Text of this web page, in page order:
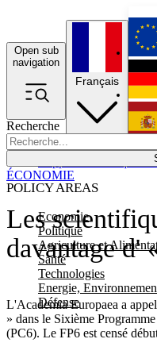
Open sub
navigation
Recherche
POLICY AREAS
Economie
Politique
Agriculture et
Santé
Technologies
Energie,
Défense
Français
Les
davantage d'
L'Academia Europaea a
» dans le Sixième
(PC6). Le FP6 est censé
ÉCONOMIE